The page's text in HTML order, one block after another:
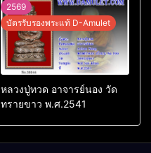
2569
บัตรรับรองพระแท้ D-Amulet
หลวงปู่ทวด อาจารย์นอง วัด
ทรายขาว พ.ศ.2541